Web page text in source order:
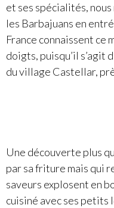
et ses spécialités,
les Barbajuans en
France connaissent
doigts, puisqu’il s’agit
du village Castellar,
Une découverte plus
par sa friture mais qui
saveurs explosent en
cuisiné avec ses